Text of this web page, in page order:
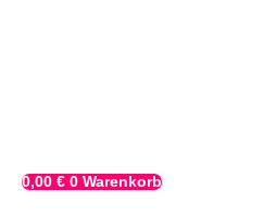
0,00 € 0 Warenkorb